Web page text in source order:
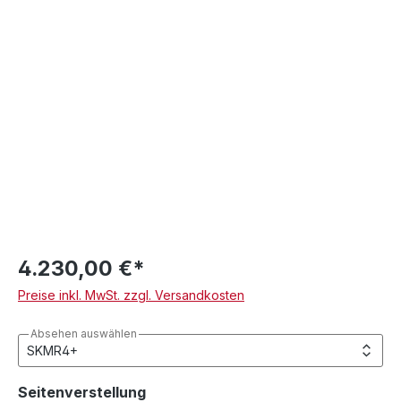
4.230,00 €*
Preise inkl. MwSt. zzgl. Versandkosten
Absehen auswählen
Seitenverstellungauswählen